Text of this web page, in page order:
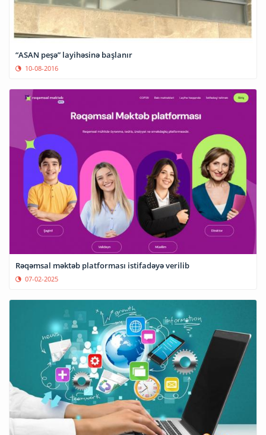
“ASAN peşə” layihəsinə başlanır
10-08-2016
Rəqəmsal məktəb platforması istifadəyə verilib
07-02-2025